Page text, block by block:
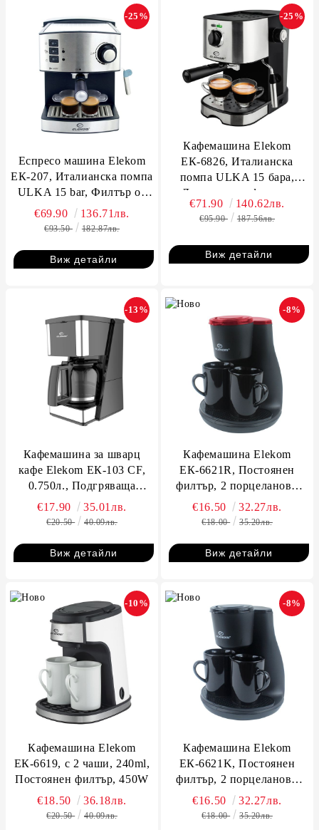
Еспресо машина Elekom
ЕК-207, Италианска помпа
ULKA 15 bar, Филтър от
неръждаема стомана,
Крема диск, 1050W
-25%
€69.90 136.71лв.
€93.50 182.87лв.
Виж детайли
Кафемашина Elekom
ЕК-6826, Италианска
помпа ULKA 15 бара,
Двустепенен филтър,
функция "Пухкаво мляко",
850W
-25%
€71.90 140.62лв.
€95.90 187.56лв.
Виж детайли
Кафемашина за шварц
кафе Elekom ЕК-103 CF,
0.750л., Подгряваща
плоча, 650W
-13%
€17.90 35.01лв.
€20.50 40.09лв.
Виж детайли
Кафемашина Elekom
ЕК-6621R, Постоянен
филтър, 2 порцеланови
чаши х 120 мл., Капацитет
на контейнера 240 мл.,
-8%
€16.50 32.27лв.
€18.00 35.20лв.
Виж детайли
Кафемашина Elekom
ЕК-6619, с 2 чаши, 240ml,
Постоянен филтър, 450W
-10%
€18.50 36.18лв.
€20.50 40.09лв.
Кафемашина Elekom
ЕК-6621K, Постоянен
филтър, 2 порцеланови
чаши х 120ml., Капацитет
на контейнера 240ml.,
-8%
€16.50 32.27лв.
€18.00 35.20лв.